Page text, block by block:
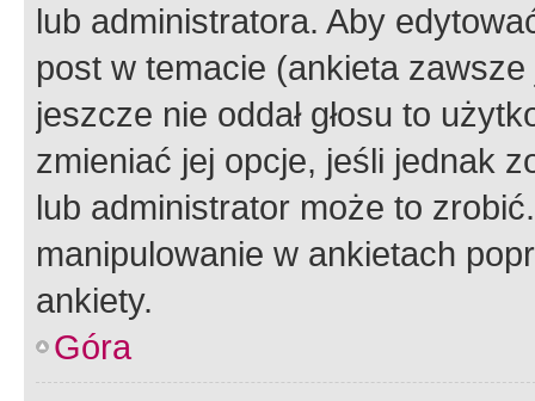
lub administratora. Aby
post w temacie (ankieta
jeszcze nie oddał głosu to
zmieniać jej opcje, jeśli jednak
lub administrator może to
manipulowanie w ankietach
ankiety.
Góra